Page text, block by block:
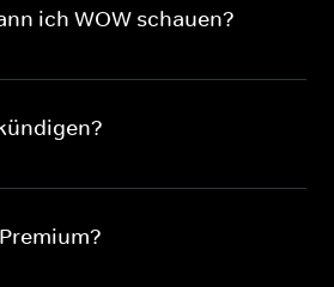
ich WOW schauen?